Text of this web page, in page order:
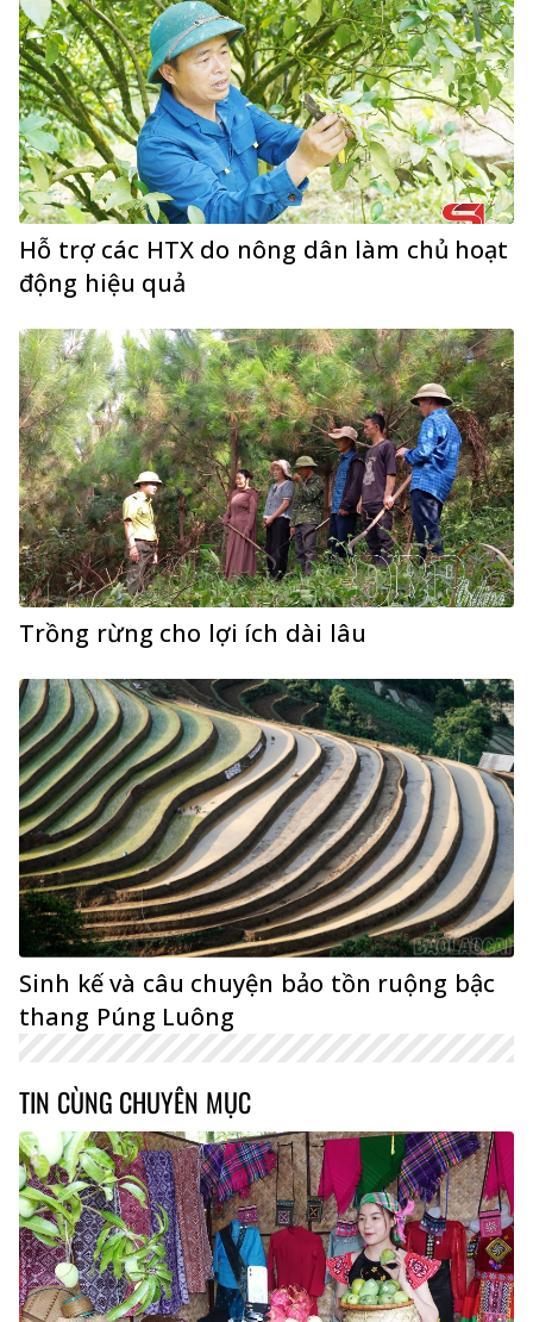
Hỗ trợ các HTX do nông dân làm chủ hoạt
động hiệu quả
Trồng rừng cho lợi ích dài lâu
Sinh kế và câu chuyện bảo tồn ruộng bậc
thang Púng Luông
TIN CÙNG CHUYÊN MỤC